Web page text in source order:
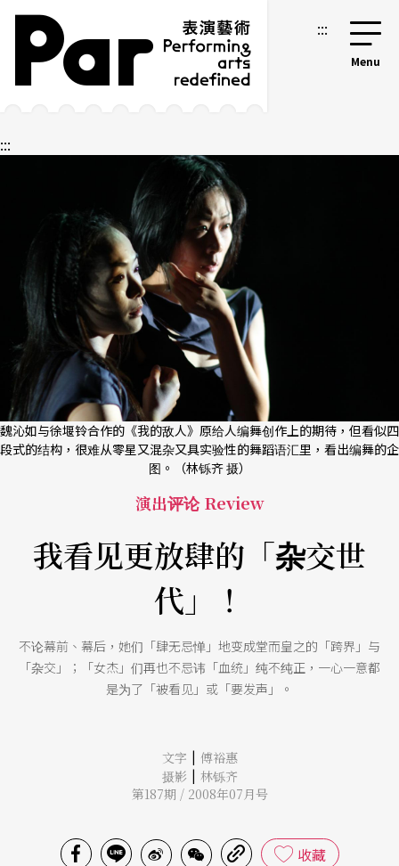
跳到主要内容区块
网站导览 :::
:::
魏沁如与徐堰铃合作的《我的敌人》原给人编舞创作上的期待，但看似四
段式的结构，很难从零星又混杂又具实验性的舞蹈语汇里，看出编舞的企
图。（林铄齐 摄）
演出评论 Review
我看见更放肆的「杂交世
代」！
不论幕前、幕后，她们「肆无忌惮」地变成堂而皇之的「跨界」与
「杂交」；「女杰」们再也不忌讳「血统」纯不纯正，一心一意都
是为了「被看见」或「要发声」。
文字 | 傅裕惠
摄影 | 林铄齐
第187期 / 2008年07月号
收藏